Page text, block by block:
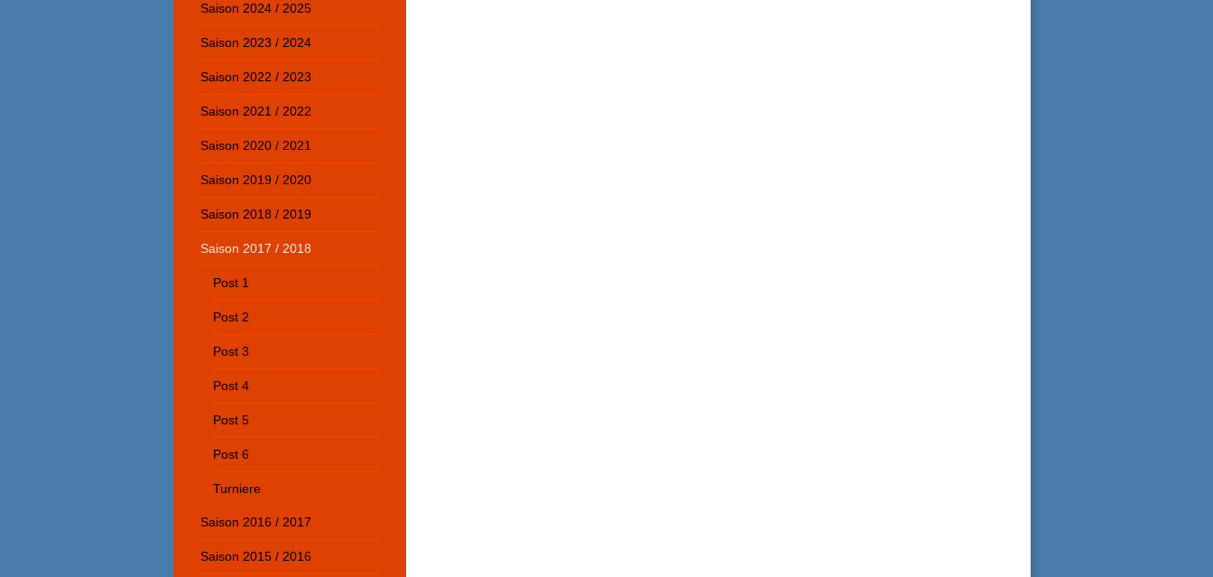
Saison 2024 / 2025
Saison 2023 / 2024
Saison 2022 / 2023
Saison 2021 / 2022
Saison 2020 / 2021
Saison 2019 / 2020
Saison 2018 / 2019
Saison 2017 / 2018
Post 1
Post 2
Post 3
Post 4
Post 5
Post 6
Turniere
Saison 2016 / 2017
Saison 2015 / 2016